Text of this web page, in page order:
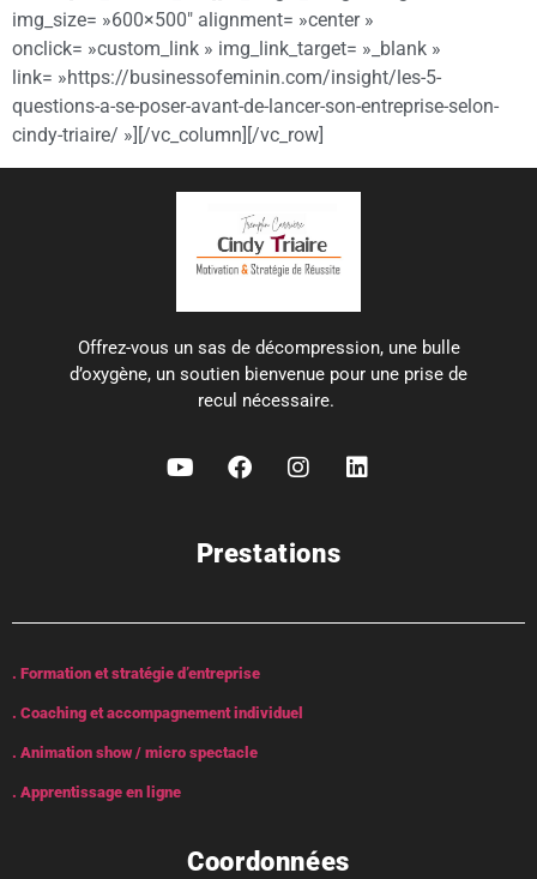
img_size= »600×500″ alignment= »center »
onclick= »custom_link » img_link_target= »_blank »
link= »https://businessofeminin.com/insight/les-5-
questions-a-se-poser-avant-de-lancer-son-entreprise-selon-
cindy-triaire/ »][/vc_column][/vc_row]
Offrez-vous un sas de décompression, une bulle
d’oxygène, un soutien bienvenue pour une prise de
recul nécessaire.
Prestations
. Formation et stratégie d’entreprise
. Coaching et accompagnement individuel
. Animation show / micro spectacle
. Apprentissage en ligne
Coordonnées